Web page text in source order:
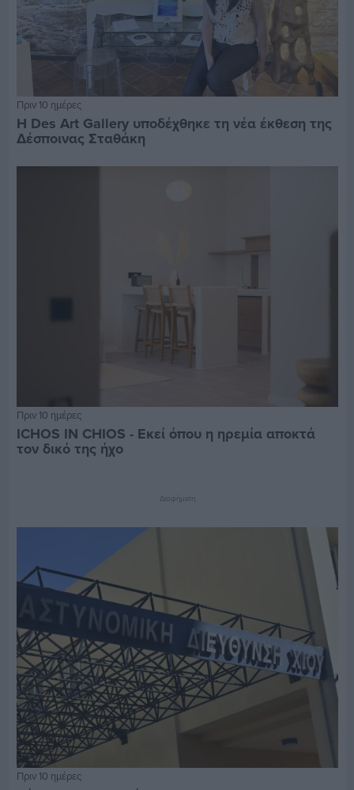
Πριν 10 ημέρες
Η Des Art Gallery υποδέχθηκε τη νέα έκθεση της
Δέσποινας Σταθάκη
Πριν 10 ημέρες
ICHOS IN CHIOS - Εκεί όπου η ηρεμία αποκτά
τον δικό της ήχο
Διαφήμιση
Πριν 10 ημέρες